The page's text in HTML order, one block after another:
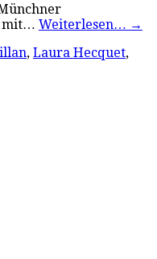
mit… Weiterlesen… →
, Laura Hecquet,